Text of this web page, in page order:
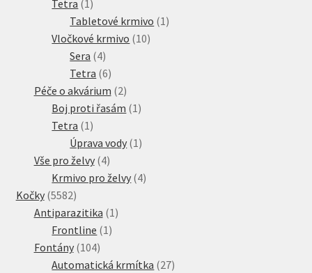
Tetra 11
produkt
Tabletové krmivo 11
Vločkové krmivo 1010
Sera 44
produkty
Tetra 66
produktů
Péče o akvárium 22
produkty
Boj proti řasám 11
Tetra 11
produkt
Úprava vody 11
Vše pro želvy 44
produkty
Krmivo pro želvy 44
Kočky 55825582
produktů
Antiparazitika 11
Frontline 11
Fontány 104104
produktů
Automatická krmítka 2727